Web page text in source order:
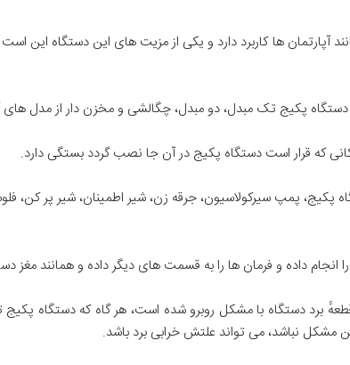
ها کاربرد دارد و یکی از مزیت های این دستگاه این
دستگاه پکیج تک مبدل، دو مبدل، چگالشی و مخزن دار از مدل
که قرار است دستگاه پکیج در آن جا نصب گردد بستگی دارد.
پمپ سیرکولاسیون، جرقه زن، شیر اطمینان، شیر پر کن،
انجام داده و فرمان ها را به قسمت های دیگر داده و همانند مغز
برد دستگاه با مشکل روبرو شده است، هر گاه که دستگاه
مشکل نباشد، می تواند علتش خرابی برد باشد.